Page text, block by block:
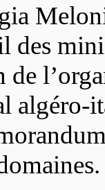
des
de
algéro-